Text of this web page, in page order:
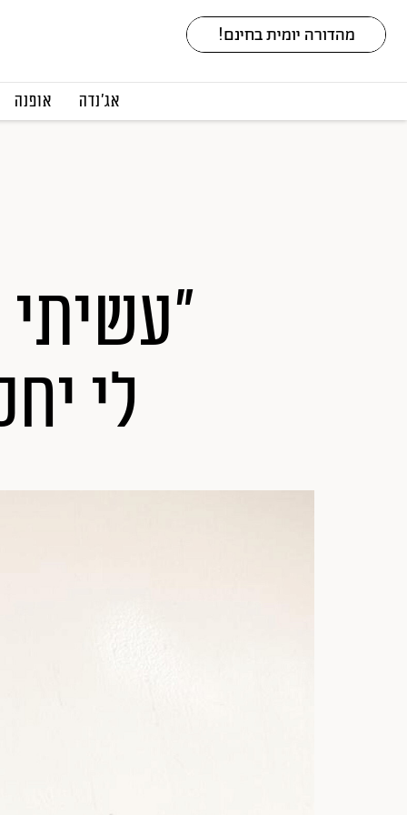
אג׳נדה אופנה
לי